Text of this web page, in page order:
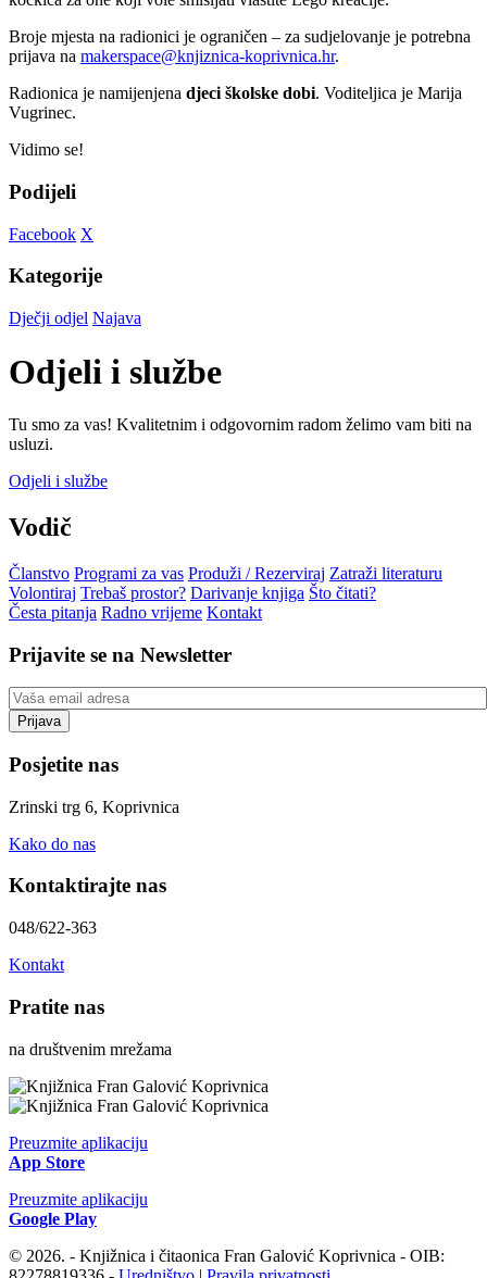
Broje mjesta na radionici je ograničen – za sudjelovanje je potrebna
prijava na makerspace@knjiznica-koprivnica.hr.
Radionica je namijenjena djeci školske dobi. Voditeljica je Marija
Vugrinec.
Vidimo se!
Podijeli
Facebook X
Kategorije
Dječji odjel Najava
Odjeli i službe
Tu smo za vas! Kvalitetnim i odgovornim radom želimo vam biti na
usluzi.
Odjeli i službe
Vodič
Članstvo Programi za vas Produži / Rezerviraj Zatraži literaturu
Volontiraj Trebaš prostor? Darivanje knjiga Što čitati?
Česta pitanja Radno vrijeme Kontakt
Prijavite se na Newsletter
Posjetite nas
Zrinski trg 6, Koprivnica
Kako do nas
Kontaktirajte nas
048/622-363
Kontakt
Pratite nas
na društvenim mrežama
Preuzmite aplikaciju
App Store
Preuzmite aplikaciju
Google Play
© 2026. - Knjižnica i čitaonica Fran Galović Koprivnica - OIB: